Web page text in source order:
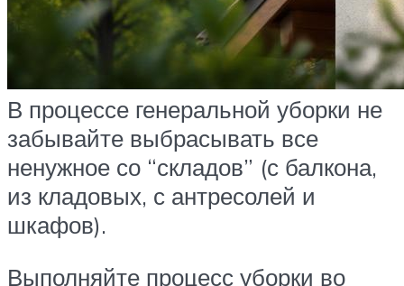
В процессе генеральной уборки не
забывайте выбрасывать все
ненужное со “складов” (с балкона,
из кладовых, с антресолей и
шкафов).
Выполняйте процесс уборки во